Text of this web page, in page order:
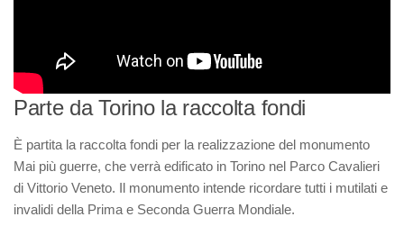
Sostienici
5×1000
Donazioni
Come associarsi
Galleria
Parte da Torino la raccolta fondi
È partita la raccolta fondi per la realizzazione del monumento
Mai più guerre, che verrà edificato in Torino nel Parco Cavalieri
di Vittorio Veneto. Il monumento intende ricordare tutti i mutilati e
invalidi della Prima e Seconda Guerra Mondiale.